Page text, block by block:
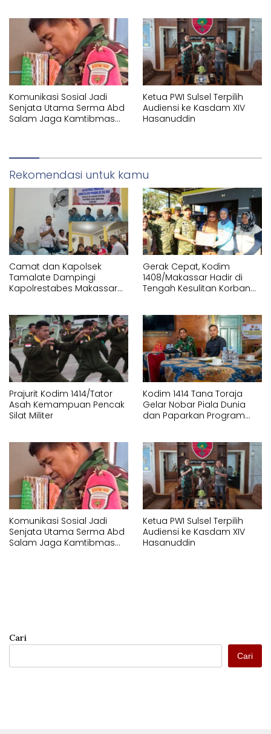
Komunikasi Sosial Jadi
Senjata Utama Serma Abd
Salam Jaga Kamtibmas
Ketua PWI Sulsel Terpilih
Audiensi ke Kasdam XIV
Hasanuddin
Rekomendasi untuk kamu
Camat dan Kapolsek
Tamalate Dampingi
Kapolrestabes Makassar
Gerak Cepat, Kodim
1408/Makassar Hadir di
Tengah Kesulitan Korban
Prajurit Kodim 1414/Tator
Asah Kemampuan Pencak
Silat Militer
Kodim 1414 Tana Toraja
Gelar Nobar Piala Dunia
dan Paparkan Program
Komunikasi Sosial Jadi
Senjata Utama Serma Abd
Salam Jaga Kamtibmas
Ketua PWI Sulsel Terpilih
Audiensi ke Kasdam XIV
Hasanuddin
Cari
Cari